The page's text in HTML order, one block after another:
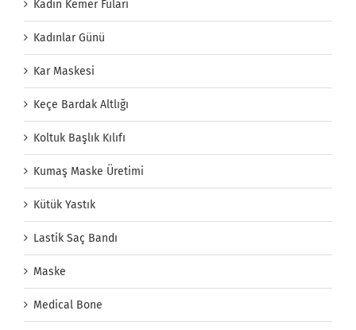
Kadın Kemer Fuları
Kadınlar Günü
Kar Maskesi
Keçe Bardak Altlığı
Koltuk Başlık Kılıfı
Kumaş Maske Üretimi
Kütük Yastık
Lastik Saç Bandı
Maske
Medical Bone